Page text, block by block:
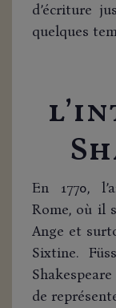
d’écriture
quelques
En 1770,
Rome, où il
Ange et
Sixtine.
de